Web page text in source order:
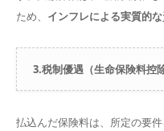
ため、 インフレによる実質的
3.税制優遇（生命保険料控除
払込んだ保険料は、所定の要